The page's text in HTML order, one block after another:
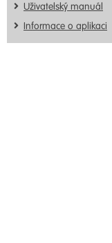
Uživatelský manuál
Informace o aplikaci